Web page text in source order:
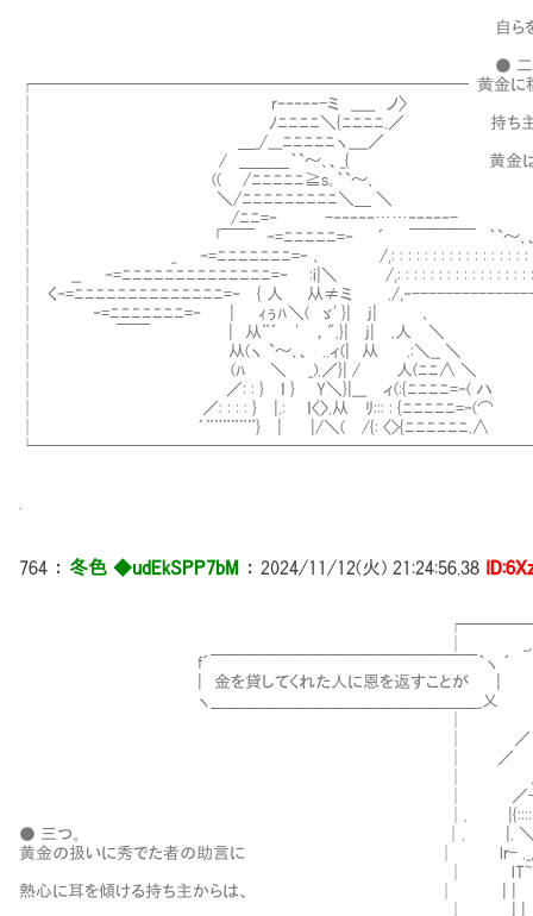
自らを膨らませながら、喜ん
● 二つ
┌────────────────────────── 黄金に稼げる勤
│ r‐‐‐‐‐-ミ _____ ノ
│ ﾉﾆﾆﾆﾆ＼{ﾆﾆﾆﾆ.／ 持ち主が群れを膨大に増
│ ＿_/___ﾆﾆﾆﾆﾆヽ____
│ / ＿＿＿｀`～､、_{ 黄金は懸命に働
│ (( /ﾆﾆﾆﾆﾆ≧s｡｀`～
│ ＼/ﾆﾆﾆﾆﾆﾆﾆﾆﾆ＼＿
│ /ﾆﾆ=‐ -
│ ｢￣￣ ‐=ﾆﾆﾆﾆﾆ=‐ ´ ￣￣￣￣ ｀`～
│ _ ‐=ﾆﾆﾆﾆﾆﾆﾆ=‐ ､ /,: : : : : : : : : : : : : : : : : 〕iトf´
│ __ ‐=ﾆﾆﾆﾆﾆﾆﾆﾆﾆﾆﾆﾆﾆﾆ=‐ :i|＼ /,: : : : : : : : : : : : : : : : :
│ く‐=ﾆﾆﾆﾆﾆﾆﾆﾆﾆﾆﾆﾆﾆﾆ=‐ { 人 从≠ミ ./,‐---------------‐
│ ‐=ﾆﾆﾆﾆﾆﾆﾆ=‐ | ｨぅﾊ＼( ゞ' }|
│ ￣￣ | 从¨´ ' ，".}| j| .人
│ 从(ヽ `～､、 ..ィ(| 从 .:＼__
│ (ﾊ ＼ _).／}| / 人(ﾆﾆ∧
│ ／: : } ｌ } Y＼}|___ ィ(:{ﾆﾆﾆﾆ=‐(
│ ／: : : : } |.: ｌ〈〉.从 ﾘ::: : {ﾆﾆﾆﾆﾆ
│ ´¨¨¨¨¨¨} | |/＼( /{: 〈>{ﾆﾆﾆﾆﾆ
764 ： 冬色 ◆udEkSPP7bM ： 2024/11/12(火) 21:24:56.38
f´￣￣￣￣￣￣￣￣￣￣￣￣￣
| 金を貸してくれた人に恩を返す
ヽ＿＿＿＿＿＿＿＿＿＿＿＿
│ ／ | {::::｀
│ ／ ヽ::::::::}
│ ／-､ヽ 三
│. |{:::::::::ヽ
● 三つ。 │. |.
黄金の扱いに秀でた者の助
│ lT~ " , ,
熱心に耳を傾ける持ち主から